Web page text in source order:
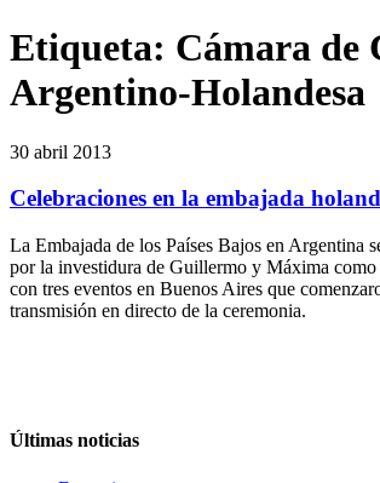
Etiqueta: Cámara de
Argentino-Holandesa
30 abril 2013
Celebraciones en la embajada
La Embajada de los Países Bajos en Argentina
por la investidura de Guillermo y Máxima como
con tres eventos en Buenos Aires que
transmisión en directo de la ceremonia.
Últimas noticias